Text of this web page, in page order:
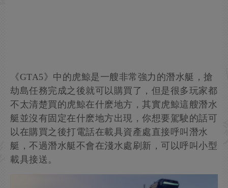
《GTA5》中的虎鯨是一艘非常強力的潛水艇，搶
劫島任務完成之後就可以購買了，但是很多玩家都
不太清楚買的虎鯨在什麽地方，其實虎鯨這艘潛水
艇並沒有固定在什麽地方出現，你想要駕駛的話可
以在購買之後打電話在載具資產處直接呼叫潛水
艇，不過潛水艇不會在淺水處刷新，可以呼叫小型
載具接送。